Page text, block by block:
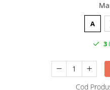
Trofee Metalice
A
3
Cod